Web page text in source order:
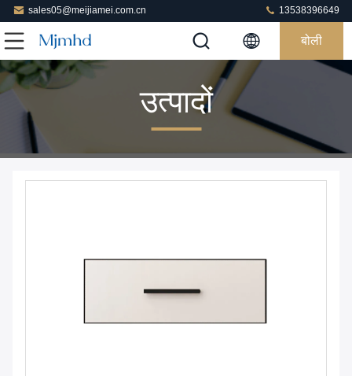
sales05@meijiamei.com.cn 13538396649
बोली
उत्पादों